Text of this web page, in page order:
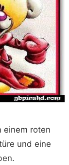
einem roten
und eine